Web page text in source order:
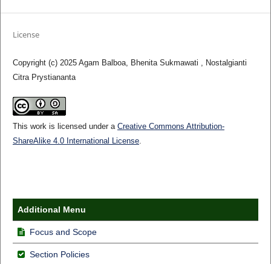
License
Copyright (c) 2025 Agam Balboa, Bhenita Sukmawati , Nostalgianti
Citra Prystiananta
This work is licensed under a Creative Commons Attribution-
ShareAlike 4.0 International License.
Additional Menu
Focus and Scope
Section Policies